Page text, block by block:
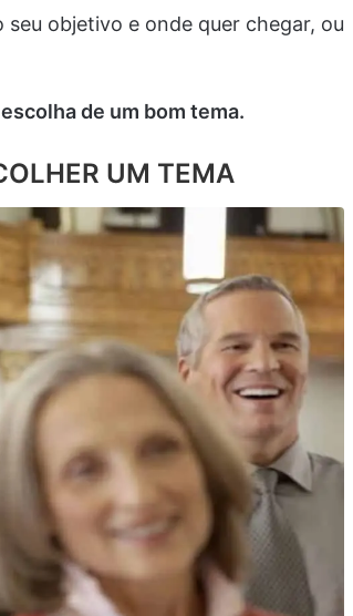
objetivo e onde quer chegar, ou
escolha de um bom tema.
UM TEMA